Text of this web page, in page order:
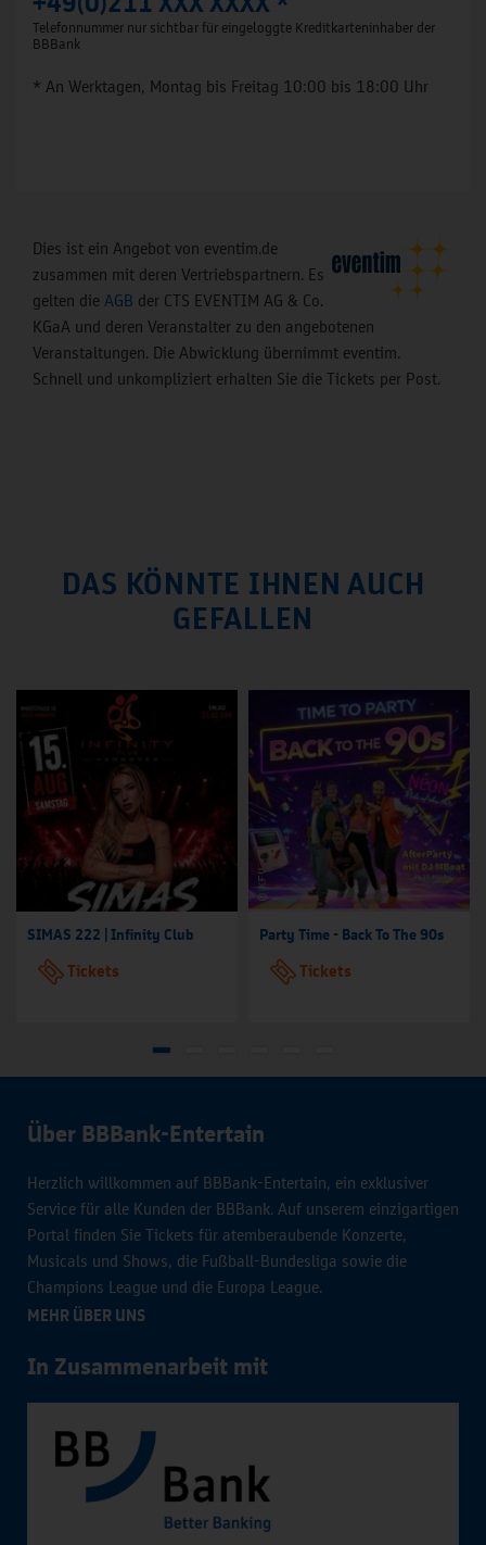
Telefonnummer nur sichtbar für eingeloggte Kreditkarteninhaber der
BBBank
* An Werktagen, Montag bis Freitag 10:00 bis 18:00 Uhr
Dies ist ein Angebot von eventim.de
zusammen mit deren Vertriebspartnern. Es
gelten die AGB der CTS EVENTIM AG & Co.
KGaA und deren Veranstalter zu den angebotenen
Veranstaltungen. Die Abwicklung übernimmt eventim.
Schnell und unkompliziert erhalten Sie die Tickets per Post.
DAS KÖNNTE IHNEN AUCH
GEFALLEN
SIMAS 222 | Infinity Club
Tickets
Party Time - Back To The 90s
Tickets
Über BBBank-Entertain
Herzlich willkommen auf BBBank-Entertain, ein exklusiver
Service für alle Kunden der BBBank. Auf unserem einzigartigen
Portal finden Sie Tickets für atemberaubende Konzerte,
Musicals und Shows, die Fußball-Bundesliga sowie die
Champions League und die Europa League.
MEHR ÜBER UNS
In Zusammenarbeit mit